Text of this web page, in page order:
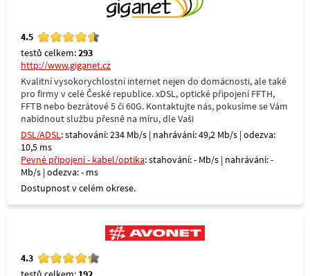
4.5
testů celkem:293
http://www.giganet.cz
Kvalitní vysokorychlostní internet nejen do domácnosti, ale také
pro firmy v celé České republice. xDSL, optické připojení FFTH,
FFTB nebo bezrátové 5 či 60G. Kontaktujte nás, pokusíme se Vám
nabídnout službu přesně na míru, dle Vaši
DSL/ADSL: stahování: 234 Mb/s | nahrávání: 49,2 Mb/s | odezva:
10,5 ms
Pevné připojení - kabel/optika: stahování: - Mb/s | nahrávání: -
Mb/s | odezva: - ms
Dostupnost v celém okrese.
4.3